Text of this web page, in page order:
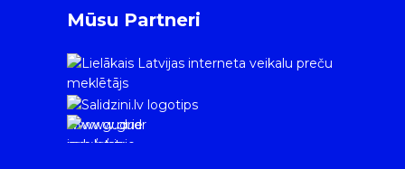
Mūsu Partneri
www.gudrie
m.lv/atrie-